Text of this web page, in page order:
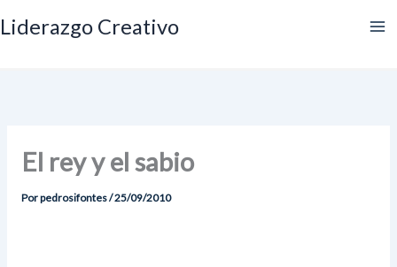
al
Liderazgo Creativo
El rey y el sabio
Porpedrosifontes/25/09/2010